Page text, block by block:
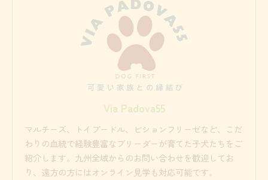
Via Padova55
マルチーズ、トイプードル、ビションフリーゼなど、こだ
わりの血統で経験豊富なブリーダーが育てた子犬たちをご
紹介します。九州全域からのお問い合わせを歓迎してお
り、遠方の方にはオンライン見学も対応可能です。